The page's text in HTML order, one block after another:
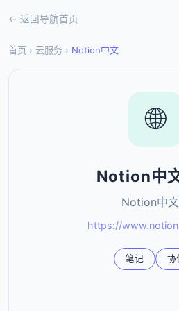
← 返回导航首页
首页 › 云服务 › Notion中文
🌐
Notion中
Notion中
https://
笔记 协